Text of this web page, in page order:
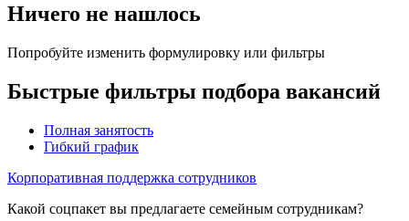
Ничего не нашлось
Попробуйте изменить формулировку или фильтры
Быстрые фильтры подбора вакансий
Полная занятость
Гибкий график
Корпоративная поддержка сотрудников
Какой соцпакет вы предлагаете семейным сотрудникам?